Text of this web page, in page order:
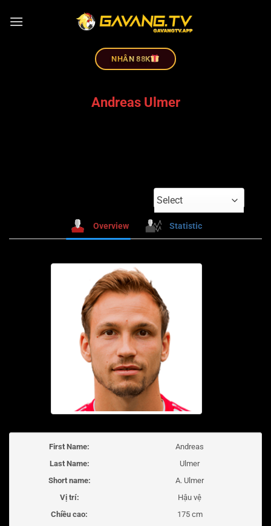
NHÂN 88K
Andreas Ulmer
Select
Overview Statistic
First Name:
Andreas
Last Name:
Ulmer
Short name:
A. Ulmer
Vị trí:
Hậu vệ
Chiều cao:
175 cm